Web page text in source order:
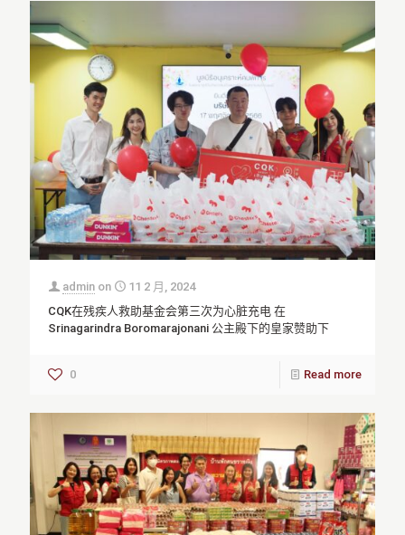
admin on
11 2 月, 2024
CQK在残疾人救助基金会第三次为心脏充电 在
Srinagarindra Boromarajonani 公主殿下的皇家赞助下
0 Read more